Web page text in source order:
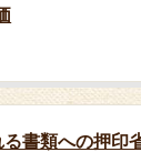
書類への押印